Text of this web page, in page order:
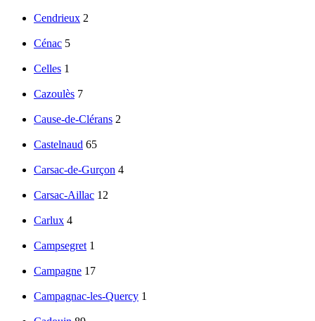
Cendrieux 2
Cénac 5
Celles 1
Cazoulès 7
Cause-de-Clérans 2
Castelnaud 65
Carsac-de-Gurçon 4
Carsac-Aillac 12
Carlux 4
Campsegret 1
Campagne 17
Campagnac-les-Quercy 1